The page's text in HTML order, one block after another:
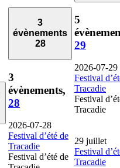
3
évènements
28
3
évènements,
28
2026-07-28
Festival d’été de
Tracadie
Festival d’été de
5
29
2026-07-29
Festival
Tracadie
Festival
Tracadie
29 juillet
Festival
Tracadie